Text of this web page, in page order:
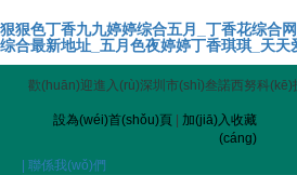
狠狠色丁香九九婷婷综合五月_丁香花综合
综合最新地址_五月色夜婷婷丁香琪琪_天
歡(huān)迎進入(rù)深圳市(shì)叁諾西努科(kē)技
設為(wéi)首(shǒu)頁
加(jiā)入收藏
(cáng)
| 聯係我(wǒ)們